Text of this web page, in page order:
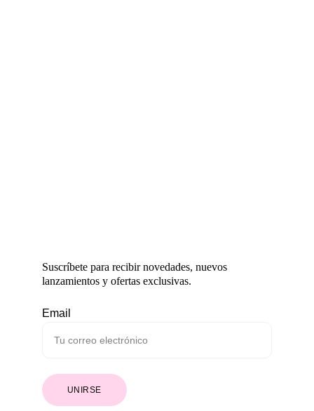
Email
UNIRSE
Suscríbete para recibir novedades, nuevos
lanzamientos y ofertas exclusivas.